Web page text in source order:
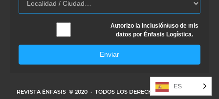
Autorizo la inclusión/uso de mis
datos por Énfasis Logística.
Enviar
REVISTA ÉNFASIS © 2020 · TODOS LOS DERECHOS RESERVADOS
ES